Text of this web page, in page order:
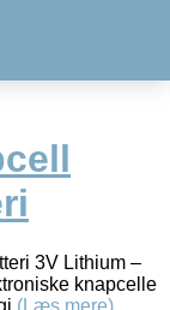
3V Lithium –
knapcelle
(Læs mere)